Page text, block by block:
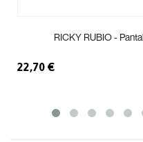
RICKY RUBIO -
22,70 €